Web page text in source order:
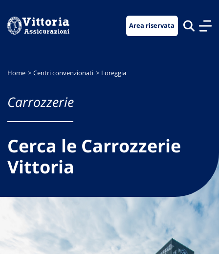
menu
contenuto
footer
Area riservata
Home Centri convenzionati Loreggia
Carrozzerie
Cerca le Carrozzerie
Vittoria